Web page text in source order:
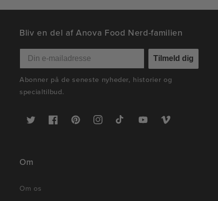
Bliv en del af Anova Food Nerd-familien
Tilmeld dig
Abonner på de seneste nyheder, historier og
specialtilbud.
Twitter FacebookPinterestInstagramTikTok YouTubeVimeo
Om
Om os